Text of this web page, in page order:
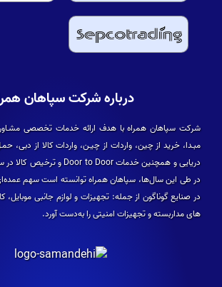
درباره شرکت سپاهان
شرکت سپاهان همراه با هدف ارائه خدمات تخصصی مشـاوره
مبـدا، خرید از چین، واردات از چیـن، واردات کالا از دبی،
در طی این سال­‌ها، سپاهان همراه توانسته است سهم عمده­‌ای
در صنایع گوناگون از جمله: تجهیزات و لوازم جانبی موبایل،
های مداربسته و تجهیزات امنیتی را به‌دست آورد.